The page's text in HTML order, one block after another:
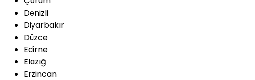
Denizli
Diyarbakır
Düzce
Edirne
Elazığ
Erzincan